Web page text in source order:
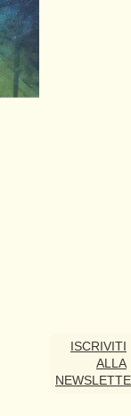
ISCRIVITI
ALLA